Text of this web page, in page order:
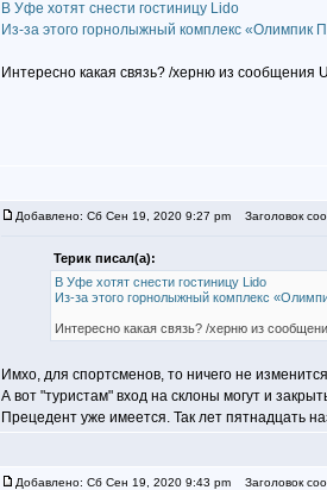
В Уфе хотят снести гостиницу Lido
Из-за этого горнолыжный комплекс «Олимпик
Интересно какая связь? /херню из сообщения
Добавлено: Сб Сен 19, 2020 9:27 pm Заголовок
Терик писал(а):
В Уфе хотят снести гостиницу Lido
Из-за этого горнолыжный комплекс
Интересно какая связь? /херню из
Имхо, для спортсменов, то ничего не
А вот "туристам" вход на склоны могут и
Прецедент уже имеется. Так лет пятнадцать
Добавлено: Сб Сен 19, 2020 9:43 pm Заголовок